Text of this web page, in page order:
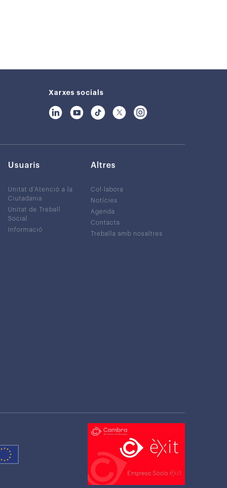
Xarxes socials
Usuaris
Unitat d’Atenció a la
Ciutadania
Unitat de Treball
Social
Informació
Altres
Col·labora
Notícies
Agenda
Contacta
Treballa amb nosaltres